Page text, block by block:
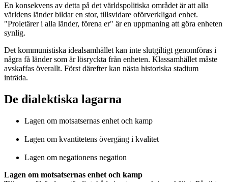
En konsekvens av detta på det världspolitiska området är att alla
världens länder bildar en stor, tillsvidare oförverkligad enhet.
"Proletärer i alla länder, förena er" är en uppmaning att göra enheten
synlig.
Det kommunistiska idealsamhället kan inte slutgiltigt genomföras i
några få länder som är lösryckta från enheten. Klassamhället måste
avskaffas överallt. Först därefter kan nästa historiska stadium
inträda.
De dialektiska lagarna
Lagen om motsatsernas enhet och kamp
Lagen om kvantitetens övergång i kvalitet
Lagen om negationens negation
Lagen om motsatsernas enhet och kamp